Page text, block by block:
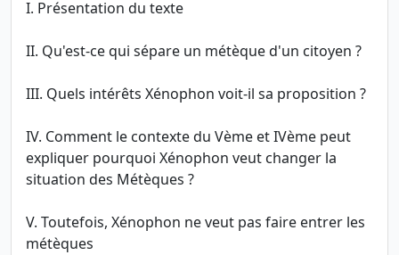
I. Présentation du texte
II. Qu'est-ce qui sépare un métèque d'un citoyen ?
III. Quels intérêts Xénophon voit-il sa proposition ?
IV. Comment le contexte du Vème et IVème peut
expliquer pourquoi Xénophon veut changer la
situation des Métèques ?
V. Toutefois, Xénophon ne veut pas faire entrer les
métèques